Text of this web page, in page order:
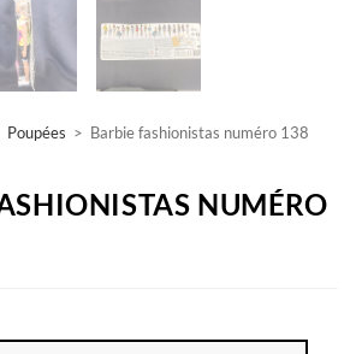
Poupées > Barbie fashionistas numéro 138
NUMÉRO